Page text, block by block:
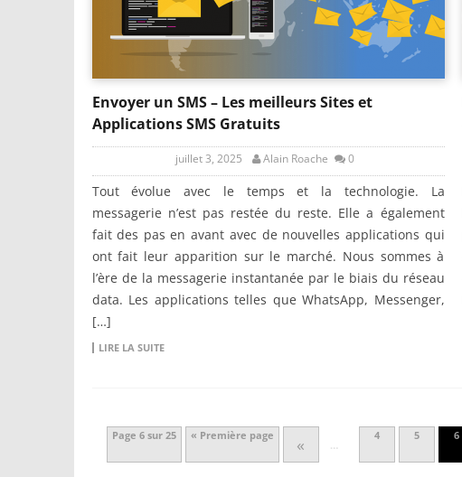
Envoyer un SMS – Les meilleurs Sites et
Applications SMS Gratuits
juillet 3, 2025 Alain Roache 0
Tout évolue avec le temps et la technologie. La
messagerie n’est pas restée du reste. Elle a également
fait des pas en avant avec de nouvelles applications qui
ont fait leur apparition sur le marché. Nous sommes à
l’ère de la messagerie instantanée par le biais du réseau
data. Les applications telles que WhatsApp, Messenger,
[…]
LIRE LA SUITE
Page 6 sur 25 « Première page « …
4 5 6